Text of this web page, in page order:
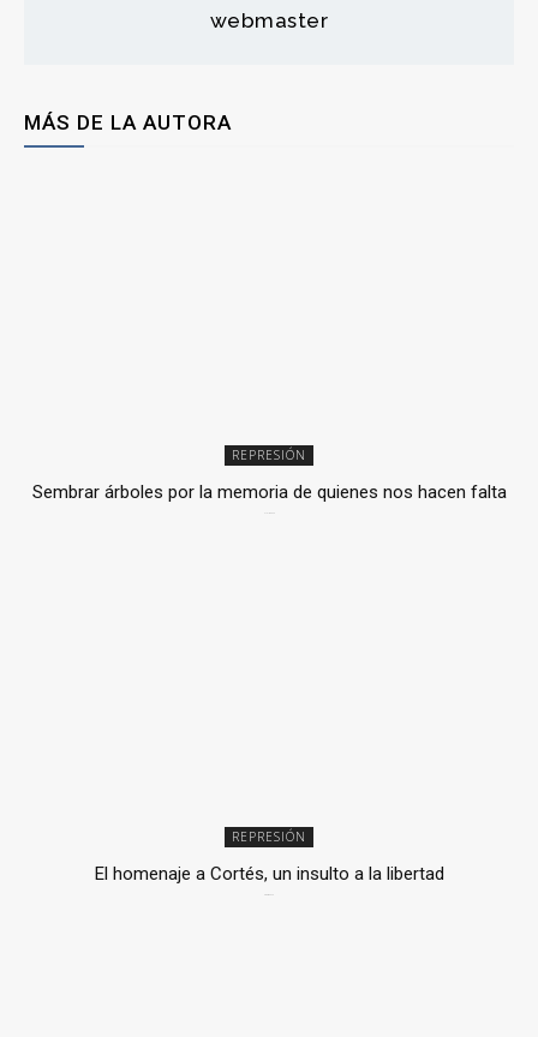
webmaster
MÁS DE LA AUTORA
REPRESIÓN
Sembrar árboles por la memoria de quienes nos hacen falta
REPRESIÓN
El homenaje a Cortés, un insulto a la libertad